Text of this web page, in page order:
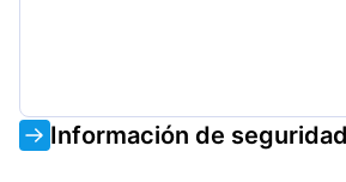
Información de